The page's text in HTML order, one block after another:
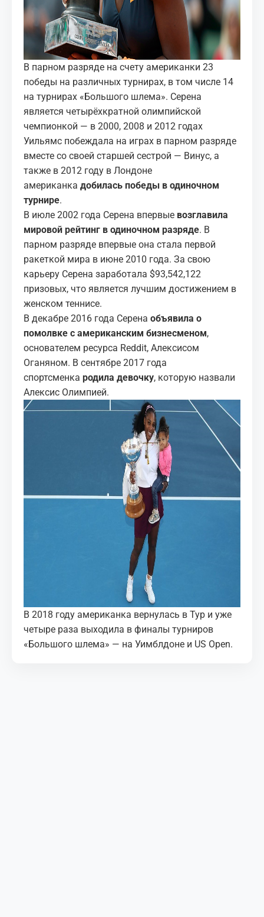
В парном разряде на счету американки 23
победы на различных турнирах, в том числе 14
на турнирах «Большого шлема». Серена
является четырёхкратной олимпийской
чемпионкой — в 2000, 2008 и 2012 годах
Уильямс побеждала на играх в парном разряде
вместе со своей старшей сестрой — Винус, а
также в 2012 году в Лондоне
американка добилась победы в одиночном
турнире.
В июле 2002 года Серена впервые возглавила
мировой рейтинг в одиночном разряде. В
парном разряде впервые она стала первой
ракеткой мира в июне 2010 года. За свою
карьеру Серена заработала $93,542,122
призовых, что является лучшим достижением в
женском теннисе.
В декабре 2016 года Серена объявила о
помолвке с американским бизнесменом,
основателем ресурса Reddit, Алексисом
Оганяном. В сентябре 2017 года
спортсменка родила девочку, которую назвали
Алексис Олимпией.
В 2018 году американка вернулась в Тур и уже
четыре раза выходила в финалы турниров
«Большого шлема» — на Уимблдоне и US Open.